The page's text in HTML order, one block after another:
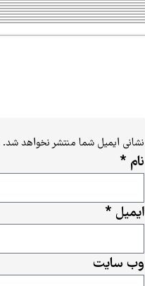
نشانی ایمیل شما منتشر نخواهد شد.
نام *
ایمیل *
وب‌ سایت